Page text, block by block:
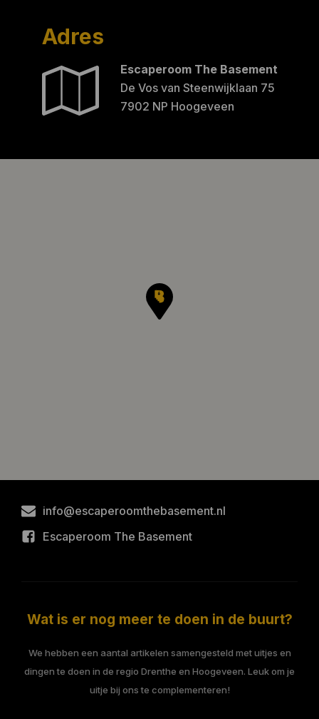
Adres
Escaperoom The Basement
De Vos van Steenwijklaan 75
7902 NP Hoogeveen
info@escaperoomthebasement.nl
Escaperoom The Basement
Wat is er nog meer te doen in de buurt?
We hebben een aantal artikelen samengesteld met uitjes en
dingen te doen in de regio Drenthe en Hoogeveen. Leuk om je
uitje bij ons te complementeren!